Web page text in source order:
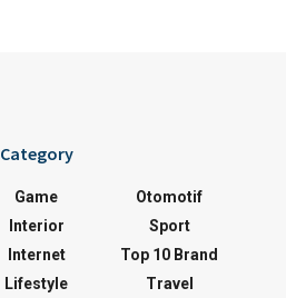
Category
Game
Interior
Internet
Lifestyle
Otomotif
Sport
Top 10 Brand
Travel